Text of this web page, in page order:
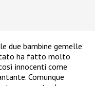
due bambine gemelle
ha fatto molto
innocenti come
Comunque